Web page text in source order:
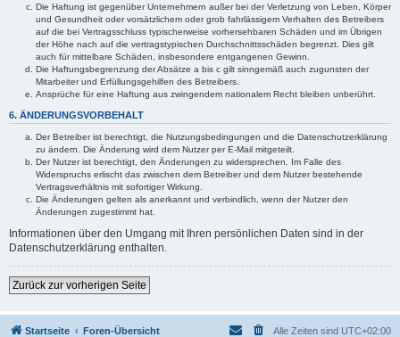
Die Haftung ist gegenüber Unternehmern außer bei der Verletzung von Leben, Körper
und Gesundheit oder vorsätzlichem oder grob fahrlässigem Verhalten des Betreibers
auf die bei Vertragsschluss typischerweise vorhersehbaren Schäden und im Übrigen
der Höhe nach auf die vertragstypischen Durchschnittsschäden begrenzt. Dies gilt
auch für mittelbare Schäden, insbesondere entgangenen Gewinn.
Die Haftungsbegrenzung der Absätze a bis c gilt sinngemäß auch zugunsten der
Mitarbeiter und Erfüllungsgehilfen des Betreibers.
Ansprüche für eine Haftung aus zwingendem nationalem Recht bleiben unberührt.
6. ÄNDERUNGSVORBEHALT
Der Betreiber ist berechtigt, die Nutzungsbedingungen und die Datenschutzerklärung
zu ändern. Die Änderung wird dem Nutzer per E-Mail mitgeteilt.
Der Nutzer ist berechtigt, den Änderungen zu widersprechen. Im Falle des
Widerspruchs erlischt das zwischen dem Betreiber und dem Nutzer bestehende
Vertragsverhältnis mit sofortiger Wirkung.
Die Änderungen gelten als anerkannt und verbindlich, wenn der Nutzer den
Änderungen zugestimmt hat.
Informationen über den Umgang mit Ihren persönlichen Daten sind in der
Datenschutzerklärung enthalten.
Zurück zur vorherigen Seite
Startseite Foren-Übersicht Alle Zeiten sind UTC+02:00